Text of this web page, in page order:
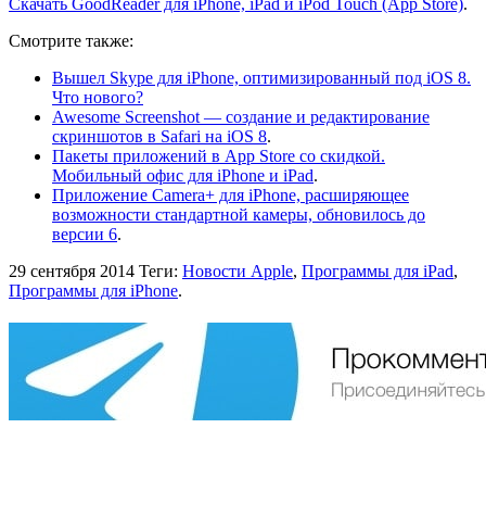
Смотрите также:
Вышел Skype для iPhone, оптимизированный под iOS 8.
Что нового?
Awesome Screenshot — создание и редактирование
скриншотов в Safari на iOS 8.
Пакеты приложений в App Store со скидкой.
Мобильный офис для iPhone и iPad.
Приложение Camera+ для iPhone, расширяющее
возможности стандартной камеры, обновилось до
версии 6.
29 сентября 2014 Теги: Новости Apple, Программы для iPad,
Программы для iPhone.